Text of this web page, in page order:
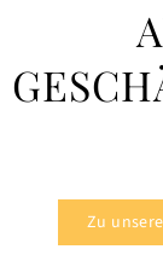
Zu